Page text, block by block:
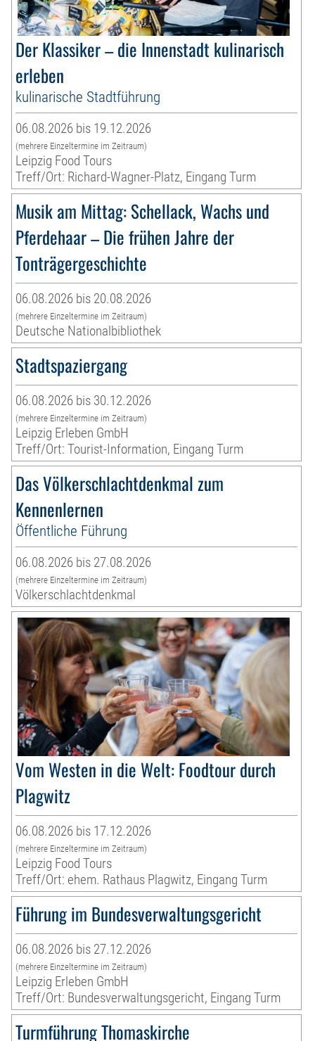
Der Klassiker – die Innenstadt kulinarisch
erleben
kulinarische Stadtführung
06.08.2026 bis 19.12.2026
(mehrere Einzeltermine im Zeitraum)
Leipzig Food Tours
Treff/Ort: Richard-Wagner-Platz, Eingang Turm
Musik am Mittag: Schellack, Wachs und
Pferdehaar – Die frühen Jahre der
Tonträgergeschichte
06.08.2026 bis 20.08.2026
(mehrere Einzeltermine im Zeitraum)
Deutsche Nationalbibliothek
Stadtspaziergang
06.08.2026 bis 30.12.2026
(mehrere Einzeltermine im Zeitraum)
Leipzig Erleben GmbH
Treff/Ort: Tourist-Information, Eingang Turm
Das Völkerschlachtdenkmal zum
Kennenlernen
Öffentliche Führung
06.08.2026 bis 27.08.2026
(mehrere Einzeltermine im Zeitraum)
Völkerschlachtdenkmal
Vom Westen in die Welt: Foodtour durch
Plagwitz
06.08.2026 bis 17.12.2026
(mehrere Einzeltermine im Zeitraum)
Leipzig Food Tours
Treff/Ort: ehem. Rathaus Plagwitz, Eingang Turm
Führung im Bundesverwaltungsgericht
06.08.2026 bis 27.12.2026
(mehrere Einzeltermine im Zeitraum)
Leipzig Erleben GmbH
Treff/Ort: Bundesverwaltungsgericht, Eingang Turm
Turmführung Thomaskirche